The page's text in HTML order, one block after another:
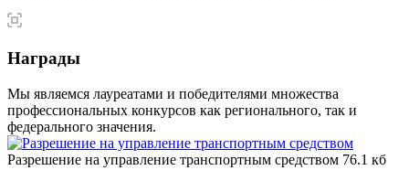
Награды
Мы являемся лауреатами и победителями множества
профессиональных конкурсов как регионального, так и
федерального значения.
Разрешение на управление транспортным средством 76.1 кб